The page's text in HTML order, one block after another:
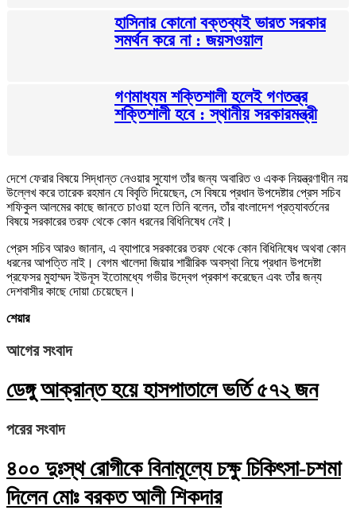
হাসিনার কোনো বক্তব্যই ভারত সরকার
সমর্থন করে না : জয়সওয়াল
গণমাধ্যম শক্তিশালী হলেই গণতন্ত্র
শক্তিশালী হবে : স্থানীয় সরকারমন্ত্রী
দেশে ফেরার বিষয়ে সিদ্ধান্ত নেওয়ার সুযোগ তাঁর জন্য অবারিত ও একক নিয়ন্ত্রণাধীন নয়
উল্লেখ করে তারেক রহমান যে বিবৃতি দিয়েছেন, সে বিষয়ে প্রধান উপদেষ্টার প্রেস সচিব
শফিকুল আলমের কাছে জানতে চাওয়া হলে তিনি বলেন, তাঁর বাংলাদেশ প্রত্যাবর্তনের
বিষয়ে সরকারের তরফ থেকে কোন ধরনের বিধিনিষেধ নেই।
প্রেস সচিব আরও জানান, এ ব্যাপারে সরকারের তরফ থেকে কোন বিধিনিষেধ অথবা কোন
ধরনের আপত্তি নাই। বেগম খালেদা জিয়ার শারীরিক অবস্থা নিয়ে প্রধান উপদেষ্টা
প্রফেসর মুহাম্মদ ইউনূস ইতোমধ্যে গভীর উদ্বেগ প্রকাশ করেছেন এবং তাঁর জন্য
দেশবাসীর কাছে দোয়া চেয়েছেন।
শেয়ার
আগের সংবাদ
ডেঙ্গু আক্রান্ত হয়ে হাসপাতালে ভর্তি ৫৭২ জন
পরের সংবাদ
৪০০ দুঃস্থ রোগীকে বিনামূল্যে চক্ষু চিকিৎসা-চশমা
দিলেন মোঃ বরকত আলী শিকদার